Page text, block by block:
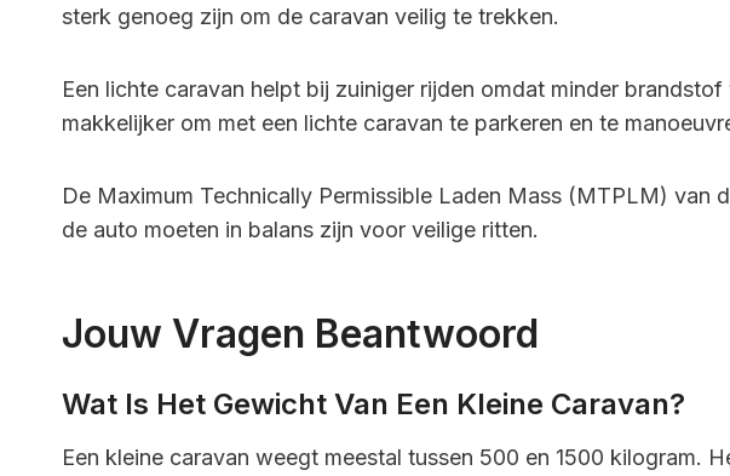
sterk genoeg zijn om de caravan veilig te trekken.
Een lichte caravan helpt bij zuiniger rijden omdat minder
makkelijker om met een lichte caravan te parkeren en te
De Maximum Technically Permissible Laden Mass (MTPLM) van
de auto moeten in balans zijn voor veilige ritten.
Jouw Vragen Beantwoord
Wat Is Het Gewicht Van Een Kleine Caravan?
Een kleine caravan weegt meestal tussen 500 en 1500 kilogram.